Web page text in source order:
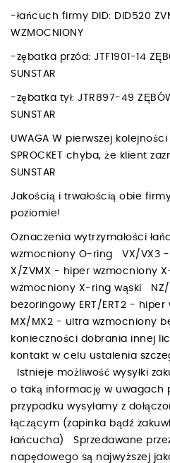
-łańcuch firmy DID: DID520
WZMOCNIONY
-zębatka przód: JTF1901-14
SUNSTAR
-zębatka tył: JTR897-49
SUNSTAR
UWAGA W pierwszej
SPROCKET chyba, że klient
SUNSTAR
Jakością i trwałością obie
poziomie!
Oznaczenia wytrzymałości
wzmocniony O-ring VX/VX3
X/ZVMX - hiper wzmocniony
wzmocniony X-ring wąski
bezoringowy ERT/ERT2 -
MX/MX2 - ultra wzmocniony
konieczności dobrania innej
kontakt w celu ustalenia
Istnieje możliwość wysyłki
o taką informację w uwagach
przypadku wysyłamy z
łączącym (zapinka bądź
łańcucha) Sprzedawane
napędowego są najwyższej